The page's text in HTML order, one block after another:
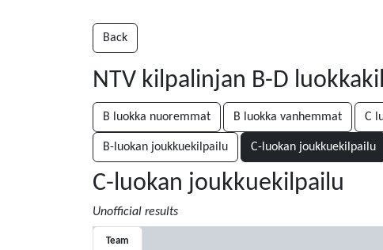
Back
NTV kilpalinjan B-D
B luokka nuoremmat B luokka vanhemmat C
B-luokan joukkuekilpailu C-luokan joukkuekilpailu
C-luokan joukkuekilpailu
Unofficial results
Team